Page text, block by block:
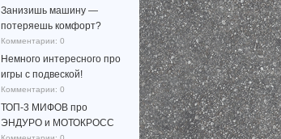
Занизишь машину —
потеряешь комфорт?
Комментарии: 0
Немного интересного про
игры с подвеской!
Комментарии: 0
ТОП-3 МИФОВ про
ЭНДУРО и МОТОКРОСС